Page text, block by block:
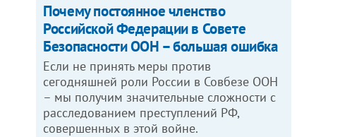
​Почему постоянное членство
Российской Федерации в Совете
Безопасности ООН – большая ошибка
Если не принять меры против
сегодняшней роли России в Совбезе ООН
– мы получим значительные сложности с
расследованием преступлений РФ,
совершенных в этой войне.